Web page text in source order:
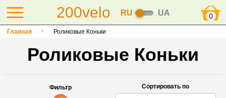
200velo RU UA 0
Главная Роликовые Коньки
Роликовые Коньки
Фильтр Сортировать по